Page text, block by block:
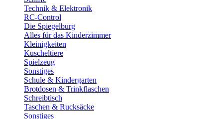
Technik & Elektronik
RC-Control
Die Spiegelburg
Alles für das Kinderzimmer
Kleinigkeiten
Kuscheltiere
Spielzeug
Sonstiges
Schule & Kindergarten
Brotdosen & Trinkflaschen
Schreibtisch
Taschen & Rucksäcke
Sonstiges